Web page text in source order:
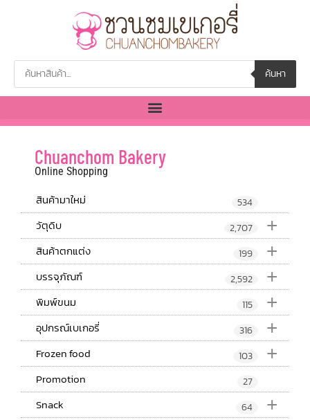
ค้นหา
Chuanchom Bakery
Online Shopping
สินค้ามาใหม่ 534
+
วัตุดิบ 2,707
+
สินค้าตกแต่ง 199
+
บรรจุภัณฑ์ 2,592
+
พิมพ์ขนม 115
+
อุปกรณ์เบเกอรี่ 316
+
Frozen food 103
Promotion 27
+
Snack 64